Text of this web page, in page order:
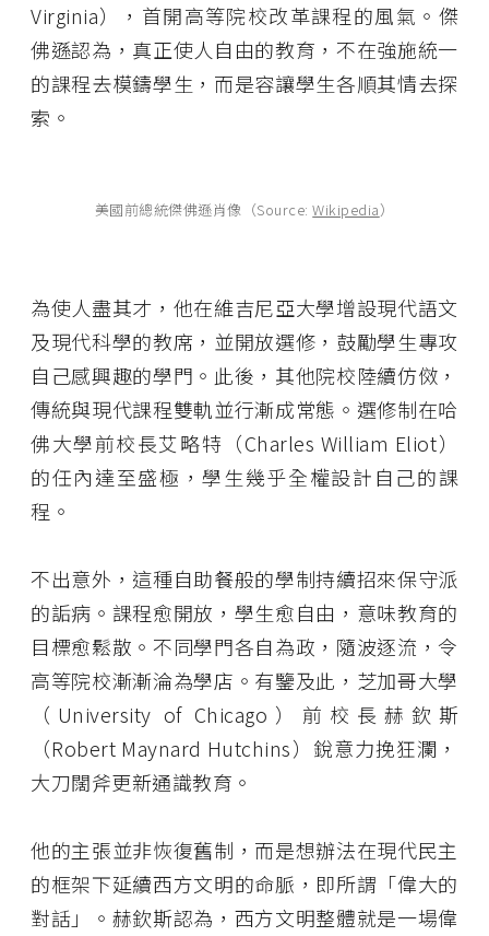
Virginia），首開高等院校改革課程的風氣。傑
佛遜認為，真正使人自由的教育，不在強施統一
的課程去模鑄學生，而是容讓學生各順其情去探
索。
美國前總統傑佛遜肖像（Source:Wikipedia）
為使人盡其才，他在維吉尼亞大學增設現代語文
及現代科學的教席，並開放選修，鼓勵學生專攻
自己感興趣的學門。此後，其他院校陸續仿傚，
傳統與現代課程雙軌並行漸成常態。選修制在哈
佛大學前校長艾略特（Charles William Eliot）
的任內達至盛極，學生幾乎全權設計自己的課
程。
不出意外，這種自助餐般的學制持續招來保守派
的詬病。課程愈開放，學生愈自由，意味教育的
目標愈鬆散。不同學門各自為政，隨波逐流，令
高等院校漸漸淪為學店。有鑒及此，芝加哥大學
（University of Chicago）前校長赫欽斯
（Robert Maynard Hutchins）銳意力挽狂瀾，
大刀闊斧更新通識教育。
他的主張並非恢復舊制，而是想辦法在現代民主
的框架下延續西方文明的命脈，即所謂「偉大的
對話」。赫欽斯認為，西方文明整體就是一場偉